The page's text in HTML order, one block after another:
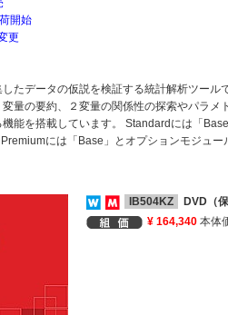
開始
更
たデータの仮説を検証する統計解析ツー
量の要約、２変量の関係性の探索やパラ
能を搭載しています。 Standardには「
には「Base」とオプションモジュー
IB504KZ
DVD（
¥ 164,340 本体